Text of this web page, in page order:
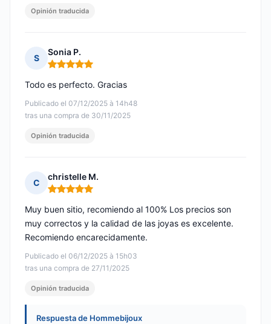
Opinión traducida
S
Sonia P.
Nota: 5 de 5
Publicado el 07/12/2025 à 14h48
tras una compra de 30/11/2025
Todo es perfecto. Gracias
Opinión traducida
C
christelle M.
Nota: 5 de 5
Publicado el 06/12/2025 à 15h03
tras una compra de 27/11/2025
Muy buen sitio, recomiendo al 100% Los precios son
muy correctos y la calidad de las joyas es excelente.
Recomiendo encarecidamente.
Opinión traducida
Respuesta de Hommebijoux